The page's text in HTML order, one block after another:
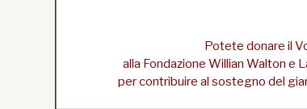
Potete donare il
alla Fondazione Willian Walton e
per contribuire al sostegno del